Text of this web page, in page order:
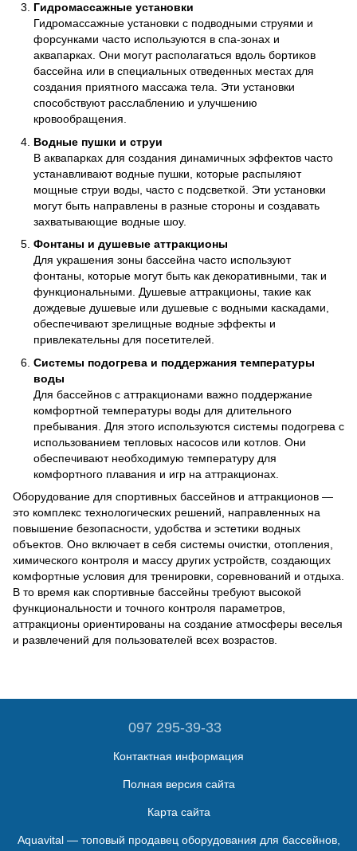
Гидромассажные установки
Гидромассажные установки с подводными струями и
форсунками часто используются в спа-зонах и
аквапарках. Они могут располагаться вдоль бортиков
бассейна или в специальных отведенных местах для
создания приятного массажа тела. Эти установки
способствуют расслаблению и улучшению
кровообращения.
Водные пушки и струи
В аквапарках для создания динамичных эффектов часто
устанавливают водные пушки, которые распыляют
мощные струи воды, часто с подсветкой. Эти установки
могут быть направлены в разные стороны и создавать
захватывающие водные шоу.
Фонтаны и душевые аттракционы
Для украшения зоны бассейна часто используют
фонтаны, которые могут быть как декоративными, так и
функциональными. Душевые аттракционы, такие как
дождевые душевые или душевые с водными каскадами,
обеспечивают зрелищные водные эффекты и
привлекательны для посетителей.
Системы подогрева и поддержания температуры
воды
Для бассейнов с аттракционами важно поддержание
комфортной температуры воды для длительного
пребывания. Для этого используются системы подогрева с
использованием тепловых насосов или котлов. Они
обеспечивают необходимую температуру для
комфортного плавания и игр на аттракционах.
Оборудование для спортивных бассейнов и аттракционов —
это комплекс технологических решений, направленных на
повышение безопасности, удобства и эстетики водных
объектов. Оно включает в себя системы очистки, отопления,
химического контроля и массу других устройств, создающих
комфортные условия для тренировки, соревнований и отдыха.
В то время как спортивные бассейны требуют высокой
функциональности и точного контроля параметров,
аттракционы ориентированы на создание атмосферы веселья
и развлечений для пользователей всех возрастов.
097 295-39-33
Контактная информация
Полная версия сайта
Карта сайта
Aquavital — топовый продавец оборудования для бассейнов,